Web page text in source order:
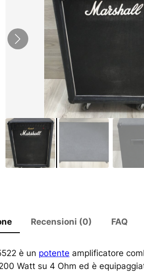
Recensioni (0) FAQ
è un potente amplificatore
Watt su 4 Ohm ed è